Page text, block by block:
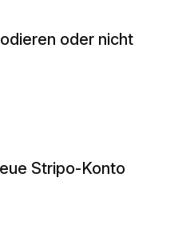
oder nicht
Stripo-Konto